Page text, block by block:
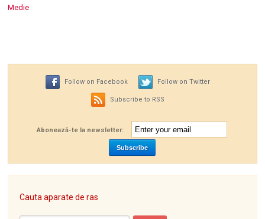
Medie
Follow on Facebook Follow on Twitter
Subscribe to RSS
Abonează-te la newsletter:
Cauta aparate de ras